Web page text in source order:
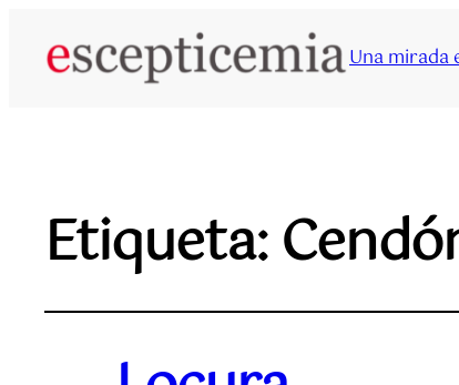
Una mirada
Etiqueta: